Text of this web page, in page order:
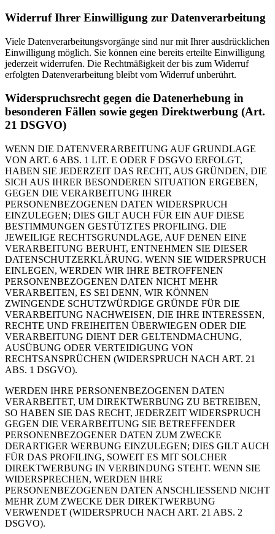
Widerruf Ihrer Einwilligung zur Datenverarbeitung
Viele Datenverarbeitungsvorgänge sind nur mit Ihrer ausdrücklichen
Einwilligung möglich. Sie können eine bereits erteilte Einwilligung
jederzeit widerrufen. Die Rechtmäßigkeit der bis zum Widerruf
erfolgten Datenverarbeitung bleibt vom Widerruf unberührt.
Widerspruchsrecht gegen die Datenerhebung in
besonderen Fällen sowie gegen Direktwerbung (Art.
21 DSGVO)
WENN DIE DATENVERARBEITUNG AUF GRUNDLAGE
VON ART. 6 ABS. 1 LIT. E ODER F DSGVO ERFOLGT,
HABEN SIE JEDERZEIT DAS RECHT, AUS GRÜNDEN, DIE
SICH AUS IHRER BESONDEREN SITUATION ERGEBEN,
GEGEN DIE VERARBEITUNG IHRER
PERSONENBEZOGENEN DATEN WIDERSPRUCH
EINZULEGEN; DIES GILT AUCH FÜR EIN AUF DIESE
BESTIMMUNGEN GESTÜTZTES PROFILING. DIE
JEWEILIGE RECHTSGRUNDLAGE, AUF DENEN EINE
VERARBEITUNG BERUHT, ENTNEHMEN SIE DIESER
DATENSCHUTZERKLÄRUNG. WENN SIE WIDERSPRUCH
EINLEGEN, WERDEN WIR IHRE BETROFFENEN
PERSONENBEZOGENEN DATEN NICHT MEHR
VERARBEITEN, ES SEI DENN, WIR KÖNNEN
ZWINGENDE SCHUTZWÜRDIGE GRÜNDE FÜR DIE
VERARBEITUNG NACHWEISEN, DIE IHRE INTERESSEN,
RECHTE UND FREIHEITEN ÜBERWIEGEN ODER DIE
VERARBEITUNG DIENT DER GELTENDMACHUNG,
AUSÜBUNG ODER VERTEIDIGUNG VON
RECHTSANSPRÜCHEN (WIDERSPRUCH NACH ART. 21
ABS. 1 DSGVO).
WERDEN IHRE PERSONENBEZOGENEN DATEN
VERARBEITET, UM DIREKTWERBUNG ZU BETREIBEN,
SO HABEN SIE DAS RECHT, JEDERZEIT WIDERSPRUCH
GEGEN DIE VERARBEITUNG SIE BETREFFENDER
PERSONENBEZOGENER DATEN ZUM ZWECKE
DERARTIGER WERBUNG EINZULEGEN; DIES GILT AUCH
FÜR DAS PROFILING, SOWEIT ES MIT SOLCHER
DIREKTWERBUNG IN VERBINDUNG STEHT. WENN SIE
WIDERSPRECHEN, WERDEN IHRE
PERSONENBEZOGENEN DATEN ANSCHLIESSEND NICHT
MEHR ZUM ZWECKE DER DIREKTWERBUNG
VERWENDET (WIDERSPRUCH NACH ART. 21 ABS. 2
DSGVO).